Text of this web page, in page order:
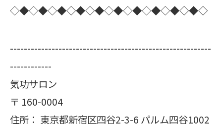
◇◆◇◆◇◆◇◆◇◆◇◆◇◆◇◆◇◆◇◆◇
----------------------------------------------------------
------------
気功サロン
〒 160-0004
住所： 東京都新宿区四谷2-3-6 パルム四谷1002